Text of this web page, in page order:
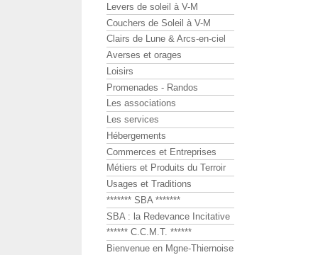
Levers de soleil à V-M
Couchers de Soleil à V-M
Clairs de Lune & Arcs-en-ciel
Averses et orages
Loisirs
Promenades - Randos
Les associations
Les services
Hébergements
Commerces et Entreprises
Métiers et Produits du Terroir
Usages et Traditions
******* SBA *******
SBA : la Redevance Incitative
****** C.C.M.T. ******
Bienvenue en Mgne-Thiernoise